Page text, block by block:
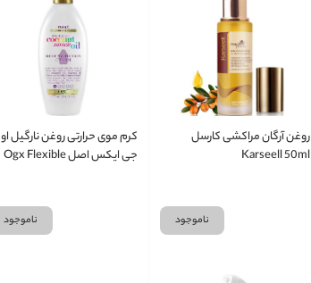
روغن آرگان مراکشی کارسل
Karseell 50ml
ناموجود
کرم موی حرارتی روغن نارگیل او
جی ایکس اصل Ogx Flexible
ناموجود